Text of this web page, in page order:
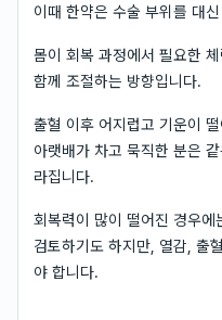
이때 한약은 수술 부위를 대
몸이 회복 과정에서 필요한
함께 조절하는 방향입니다.
출혈 이후 어지럽고 기운이
아랫배가 차고 묵직한 분은
라집니다.
회복력이 많이 떨어진 경우
검토하기도 하지만, 열감, 출
야 합니다.